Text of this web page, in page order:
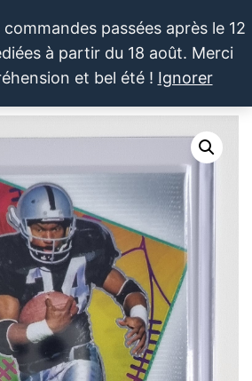
passées après le 12
à partir du 18 août. Merci
et bel été ! Ignorer
SPORTIF
et
la